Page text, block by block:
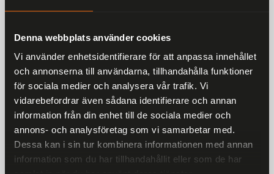
Denna webbplats använder cookies
Vi använder enhetsidentifierare för att anpassa innehållet
och annonserna till användarna, tillhandahålla funktioner
för sociala medier och analysera vår trafik. Vi
vidarebefordrar även sådana identifierare och annan
information från din enhet till de sociala medier och
annons- och analysföretag som vi samarbetar med.
Dessa kan i sin tur kombinera informationen med annan
information som du har tillhandahållit eller som de har
Liknande produkter
Andra har även tittat på
Rekommenderade produkter
25 %